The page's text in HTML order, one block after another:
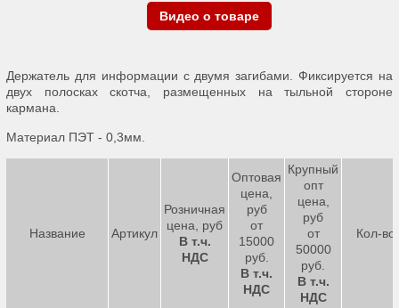
Видео о товаре
Держатель для информации с двумя загибами. Фиксируется на
двух полосках скотча, размещенных на тыльной стороне
кармана.
Материал ПЭТ - 0,3мм.
Название Артикул
Розничная
цена, руб
В т.ч.
НДС
Оптовая
цена,
руб
от
15000
руб.
В т.ч.
НДС
Крупный
опт
цена,
руб
от
50000
руб.
В т.ч.
НДС
Кол-во